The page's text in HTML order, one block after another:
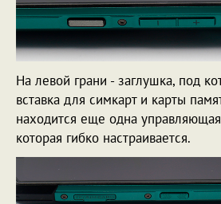
На левой грани - заглушка, под
вставка для симкарт и карты
находится еще одна
которая гибко настраивается.